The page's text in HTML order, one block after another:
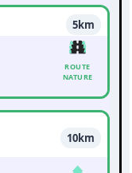
5km
ROUTE
NATURE
10km